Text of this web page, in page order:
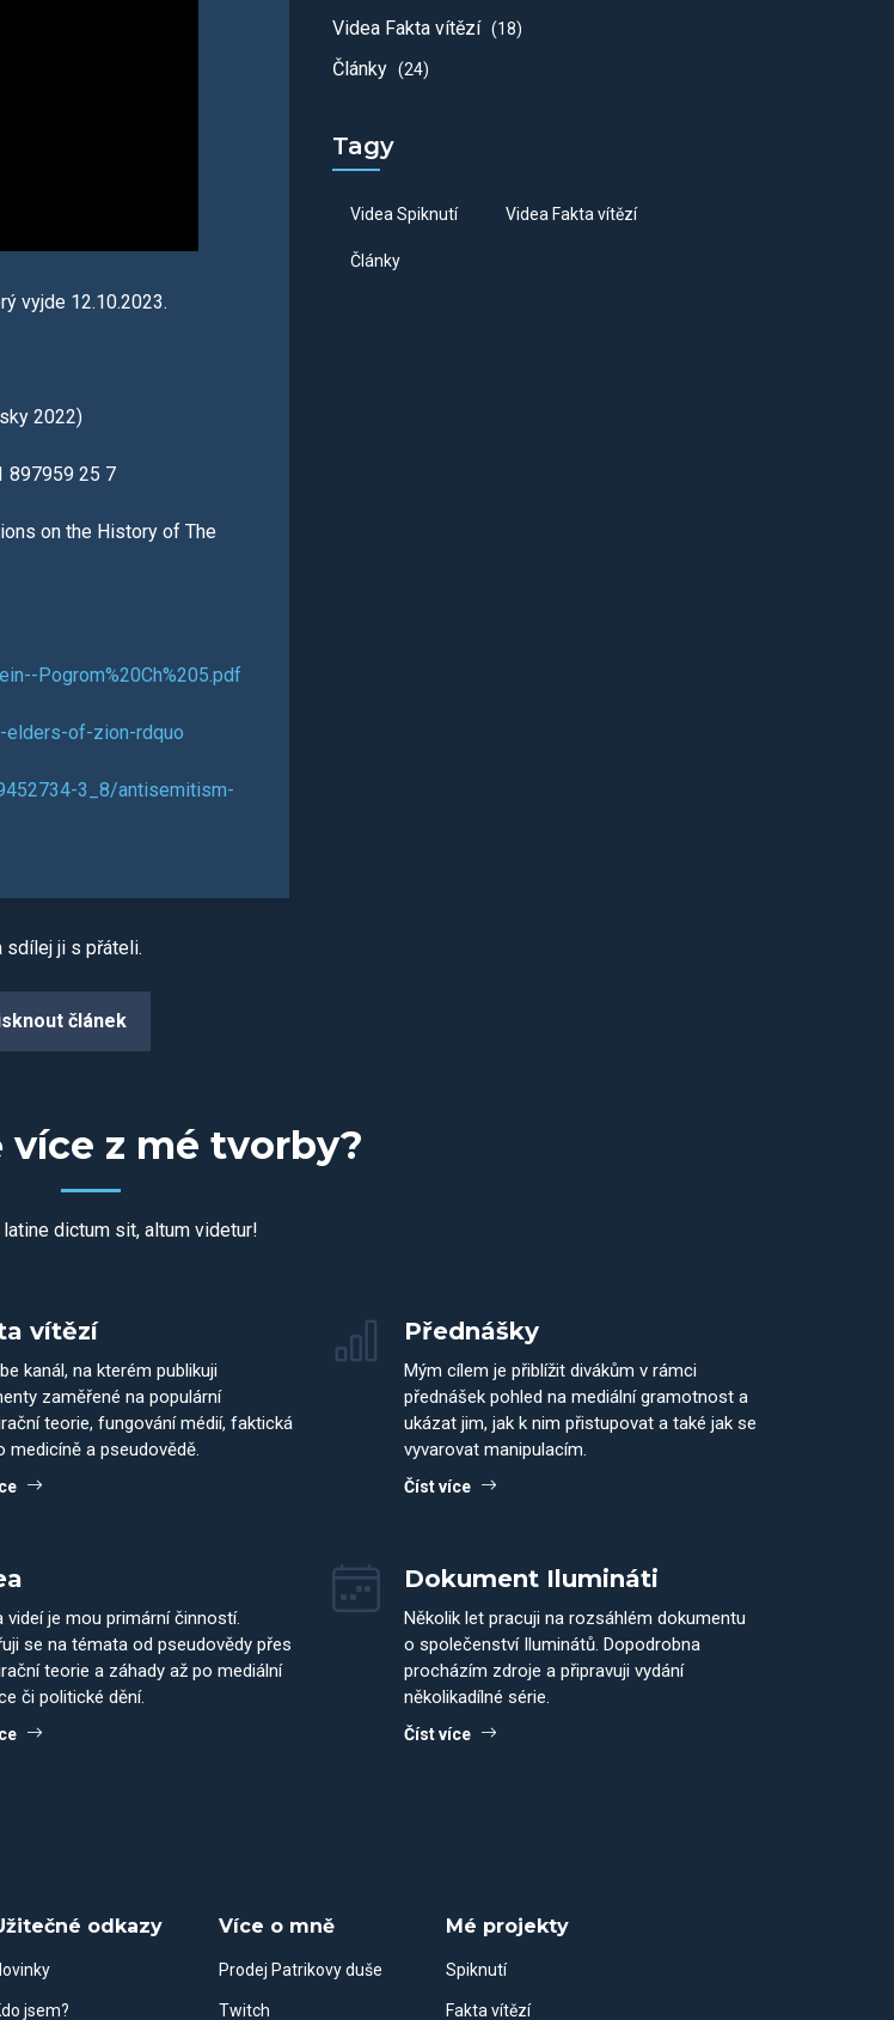
vyjde 12.10.2023.
2022)
897959 25 7
on the History of The
Pogrom%20Ch%205.pdf
elders-of-zion-rdquo
3_8/antisemitism-
ji s přáteli.
článek
Videa Fakta vítězí (18)
Články (24)
Tagy
Videa Spiknutí Videa Fakta vítězí
Články
více z mé tvorby?
dictum sit, altum videtur!
vítězí
kanál, na kterém publikuji
zaměřené na populární
teorie, fungování médií, faktická
medicíně a pseudovědě.
Přednášky
Mým cílem je přiblížit divákům v rámci
přednášek pohled na mediální gramotnost a
ukázat jim, jak k nim přistupovat a také jak se
vyvarovat manipulacím.
Číst více
videí je mou primární činností.
se na témata od pseudovědy přes
teorie a záhady až po mediální
či politické dění.
Dokument Ilumináti
Několik let pracuji na rozsáhlém dokumentu
o společenství Iluminátů. Dopodrobna
procházím zdroje a připravuji vydání
několikadílné série.
Číst více
odkazy
jsem?
Více o mně
Prodej Patrikovy duše
Twitch
Mé projekty
Spiknutí
Fakta vítězí